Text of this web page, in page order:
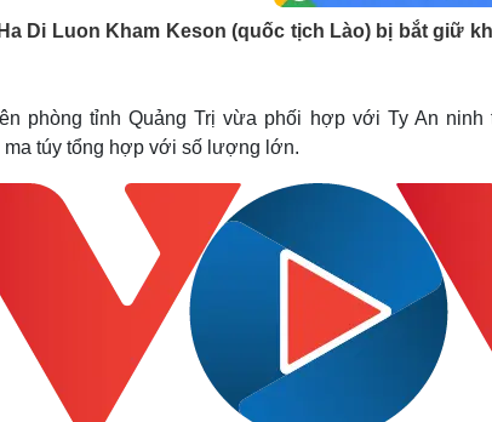
Quân sự - Quốc phòng
Phân tích
Thể thao
Thế giới thể thao
Đời sống
Nhà đẹp
Tình yêu - Gia đình
Sân khấu - Điện ảnh
Văn học
Âm nhạc
Di Luon Kham Keson (quốc tịch Lào) bị bắt giữ
phòng tỉnh Quảng Trị vừa phối hợp với Ty An ninh
ma túy tổng hợp với số lượng lớn.